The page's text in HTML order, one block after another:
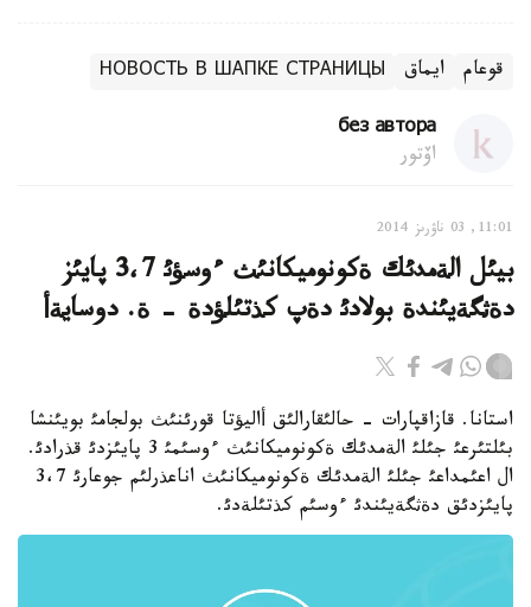
قوعام ايماق НОВОСТЬ В ШАПКЕ СТРАНИЦЫ
без автора
اۆتور
11:01, 03 ناۋرىز 2014
بيئل الةمدئك ةكونوميكانئث ءوسؤئ 3،7 پايئز
دةثگةيئندة بولادئ دةپ كذتئلؤدة - ة. دوسايةأ
استانا. قازاقپارات - حالئقارالئق أاليؤتا قورئنئث بولجامئ بويئنشا
بئلتئرعئ جئلئ الةمدئك ةكونوميكانئث ءوسئمئ 3 پايئزدئ قذرادئ.
ال اعئمداعئ جئلئ الةمدئك ةكونوميكانئث اناعذرلئم جوعارئ 3،7
پايئزدئق دةثگةيئندئ ءوسئم كذتئلةدئ.